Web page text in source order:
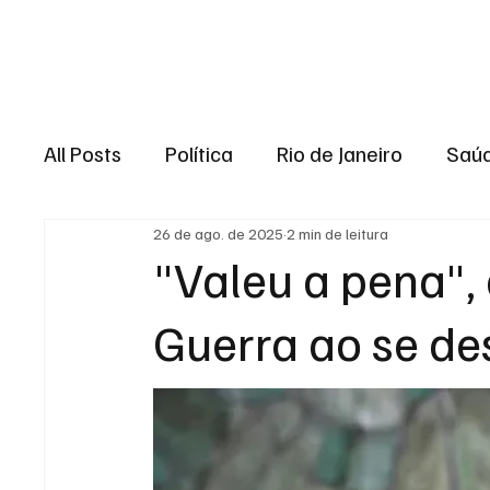
All Posts Política Rio de Janeiro
Região dos lagos Baixada Fluminense
Esporte Niterói Zona Oeste
Serviço Eleições
"Valeu a
Guerra ao se
26 de ago. de 2025 2 min de leitura